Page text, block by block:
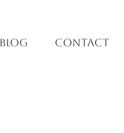
BLOG CONTACT